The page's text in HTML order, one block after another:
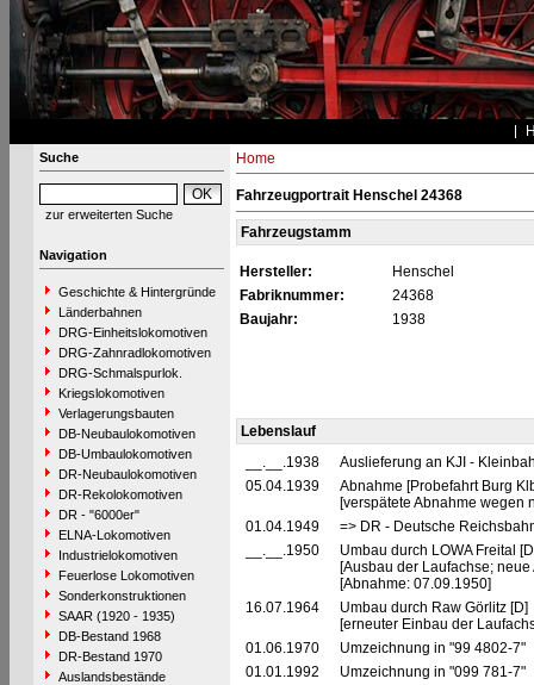
Suche
zur erweiterten Suche
Navigation
Geschichte & Hintergründe
Länderbahnen
DRG-Einheitslokomotiven
DRG-Zahnradlokomotiven
DRG-Schmalspurlok.
Kriegslokomotiven
Verlagerungsbauten
DB-Neubaulokomotiven
DB-Umbaulokomotiven
DR-Neubaulokomotiven
DR-Rekolokomotiven
DR - "6000er"
ELNA-Lokomotiven
Industrielokomotiven
Feuerlose Lokomotiven
Sonderkonstruktionen
SAAR (1920 - 1935)
DB-Bestand 1968
DR-Bestand 1970
Auslandsbestände
Home
Fahrzeugportrait Henschel 24368
Fahrzeugstamm
Hersteller:
Henschel
Fabriknummer:
24368
Baujahr:
1938
Lebenslauf
__.__.1938
Auslieferung an KJI -
05.04.1939
Abnahme [Probefahrt Burg
[verspätete Abnahme wegen
01.04.1949
=> DR - Deutsche
__.__.1950
Umbau durch LOWA Freital
[Ausbau der Laufachse; neue
[Abnahme: 07.09.1950]
16.07.1964
Umbau durch Raw Görlitz [D]
[erneuter Einbau der
01.06.1970
Umzeichnung in "99 4802-7"
01.01.1992
Umzeichnung in "099 781-7"